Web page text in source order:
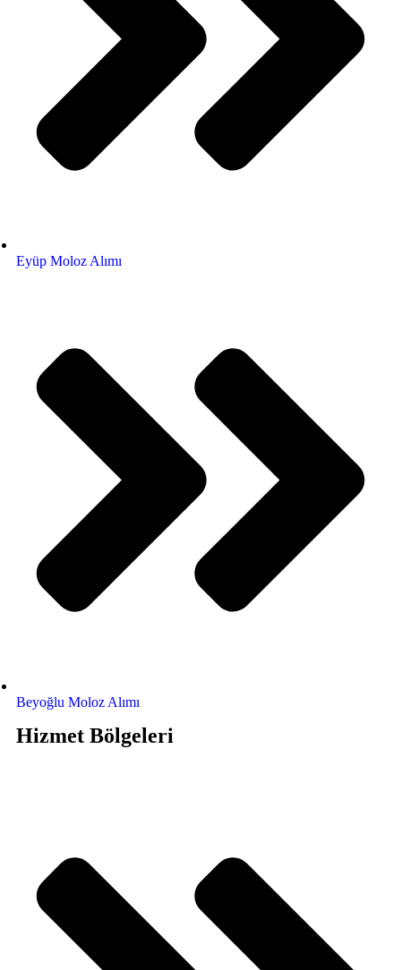
Eyüp Moloz Alımı
Beyoğlu Moloz Alımı
Hizmet Bölgeleri